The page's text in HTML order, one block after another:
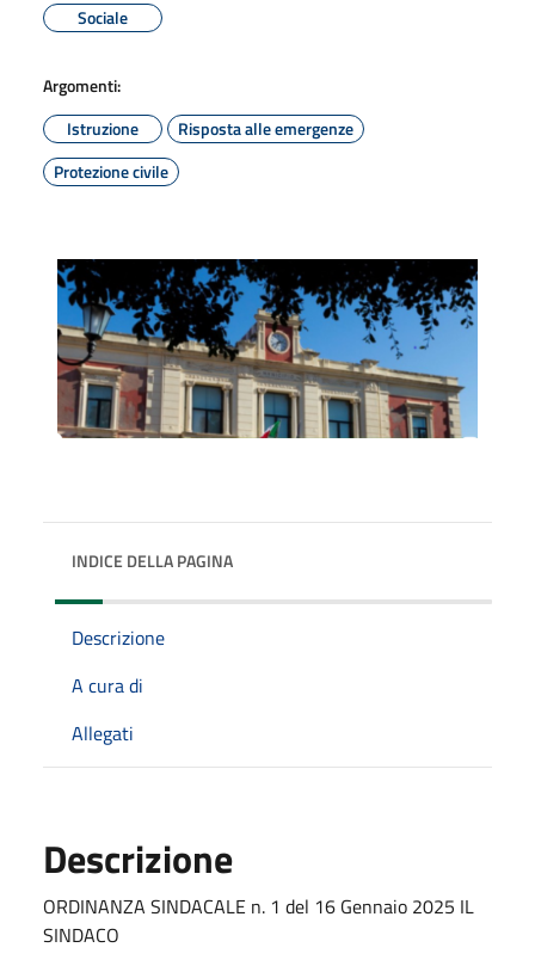
Sociale
Argomenti:
Istruzione
Risposta alle emergenze
Protezione civile
INDICE DELLA PAGINA
Descrizione
A cura di
Allegati
Descrizione
ORDINANZA SINDACALE n. 1 del 16 Gennaio 2025 IL
SINDACO